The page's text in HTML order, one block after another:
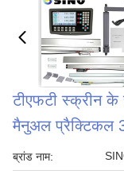
टीएफटी स्क्रीन के
मैनुअल प्रैक्टिकल
ब्रांड नाम: